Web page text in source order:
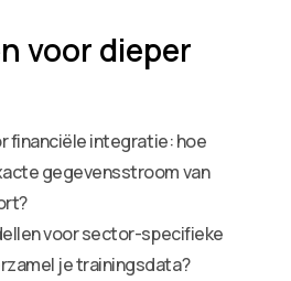
voor dieper
financiële integratie: hoe
gegevensstroom van
voor sector-specifieke
je trainingsdata?